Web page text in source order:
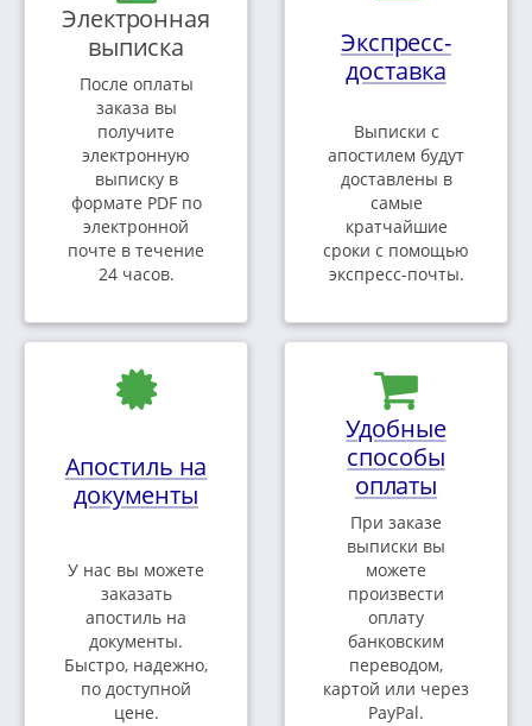
Электронная
выписка
После оплаты
заказа вы
получите
электронную
выписку в
формате PDF по
электронной
почте в течение
24 часов.
Экспресс-
доставка
Выписки с
апостилем будут
доставлены в
самые
кратчайшие
сроки с помощью
экспресс-почты.
Апостиль на
документы
У нас вы можете
заказать
апостиль на
документы.
Быстро, надежно,
по доступной
цене.
Удобные
способы
оплаты
При заказе
выписки вы
можете
произвести
оплату
банковским
переводом,
картой или через
PayPal.